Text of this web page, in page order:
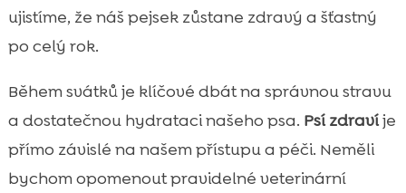
ujistíme, že náš pejsek zůstane zdravý a šťastný
po celý rok.
Během svátků je klíčové dbát na správnou stravu
a dostatečnou hydrataci našeho psa. Psí zdravíje
přímo závislé na našem přístupu a péči. Neměli
bychom opomenout pravidelné veterinární